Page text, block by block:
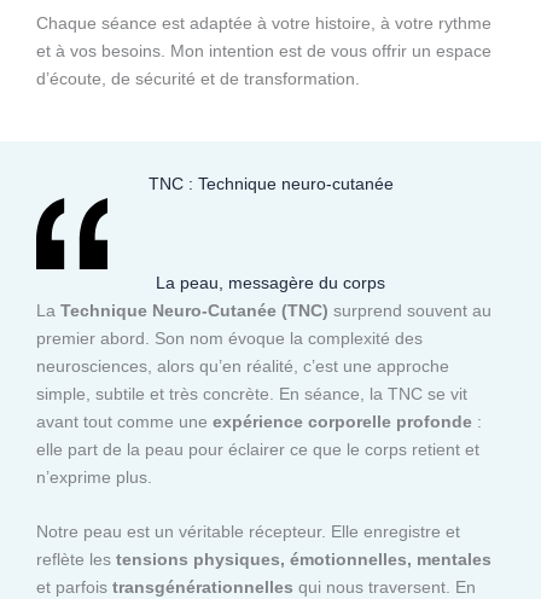
Chaque séance est adaptée à votre histoire, à votre rythme
et à vos besoins. Mon intention est de vous offrir un espace
d’écoute, de sécurité et de transformation.
TNC : Technique neuro-cutanée
La peau, messagère du corps
La Technique Neuro-Cutanée (TNC) surprend souvent au
premier abord. Son nom évoque la complexité des
neurosciences, alors qu’en réalité, c’est une approche
simple, subtile et très concrète. En séance, la TNC se vit
avant tout comme une expérience corporelle profonde :
elle part de la peau pour éclairer ce que le corps retient et
n’exprime plus.
Notre peau est un véritable récepteur. Elle enregistre et
reflète les tensions physiques, émotionnelles, mentales
et parfois transgénérationnelles qui nous traversent. En